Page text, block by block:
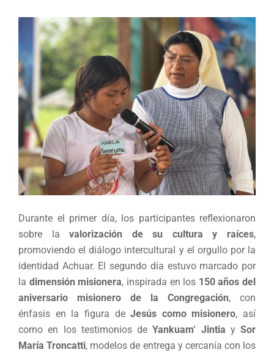
Durante el primer día, los participantes reflexionaron
sobre lavalorización de su cultura y raíces,
promoviendo el diálogo intercultural y el orgullo por la
identidad Achuar. El segundo día estuvo marcado por
la dimensión misionera, inspirada en los 150 años del
aniversario misionero de la Congregación, con
énfasis en la figura deJesús como misionero, así
como en los testimonios deYankuam’ Jintia y Sor
María Troncatti, modelos de entrega y cercanía con los